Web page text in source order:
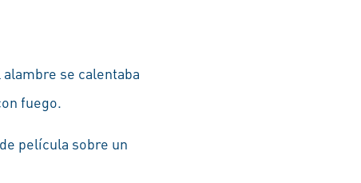
se calentaba
fuego.
película sobre un